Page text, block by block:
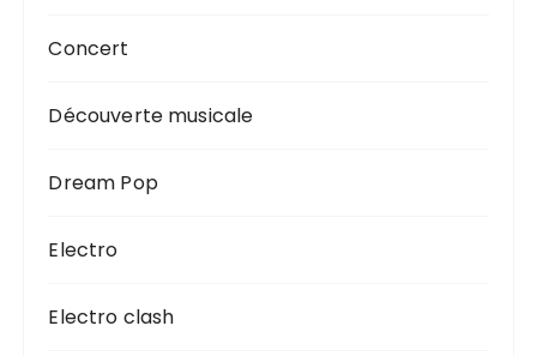
Concert
Découverte musicale
Dream Pop
Electro
Electro clash